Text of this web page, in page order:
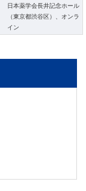
日本薬学会長井記念ホール
（東京都渋谷区）、オンラ
イン